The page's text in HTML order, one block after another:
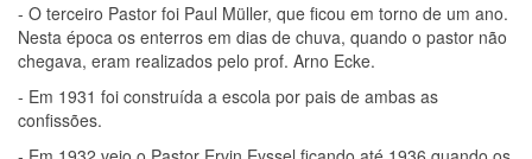
- O terceiro Pastor foi Paul Müller, que ficou em torno de um ano.
Nesta época os enterros em dias de chuva, quando o pastor não
chegava, eram realizados pelo prof. Arno Ecke.
- Em 1931 foi construída a escola por pais de ambas as
confissões.